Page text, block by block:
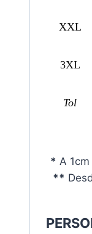
XXL
3XL
Tol
* A
**